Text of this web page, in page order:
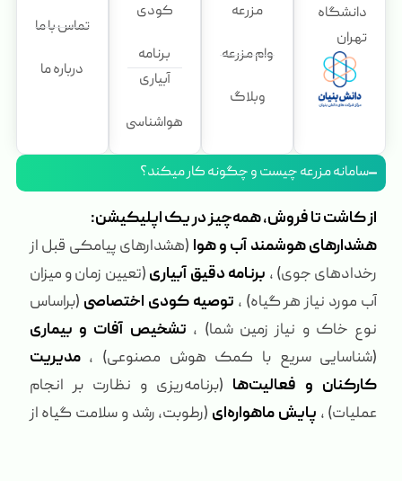
دانشگاه
تهران
مزرعه
وام مزرعه
وبلاگ
کودی
برنامه
آبیاری
هواشناسی
تماس با ما
درباره ما
سامانه مزرعه چیست و چگونه کار میکند؟
از کاشت تا فروش، همه‌چیز در یک اپلیکیشن:
هشدارهای هوشمند آب و هوا (هشدارهای پیامکی قبل از
رخدادهای جوی) ، برنامه دقیق آبیاری (تعیین زمان و میزان
آب مورد نیاز هر گیاه) ، توصیه کودی اختصاصی (براساس
نوع خاک و نیاز زمین شما) ، تشخیص آفات و بیماری
(شناسایی سریع با کمک هوش مصنوعی) ،مدیریت
کارکنان و فعالیت‌ها (برنامه‌ریزی و نظارت بر انجام
عملیات) ، پایش ماهواره‌ای (رطوبت، رشد و سلامت گیاه از